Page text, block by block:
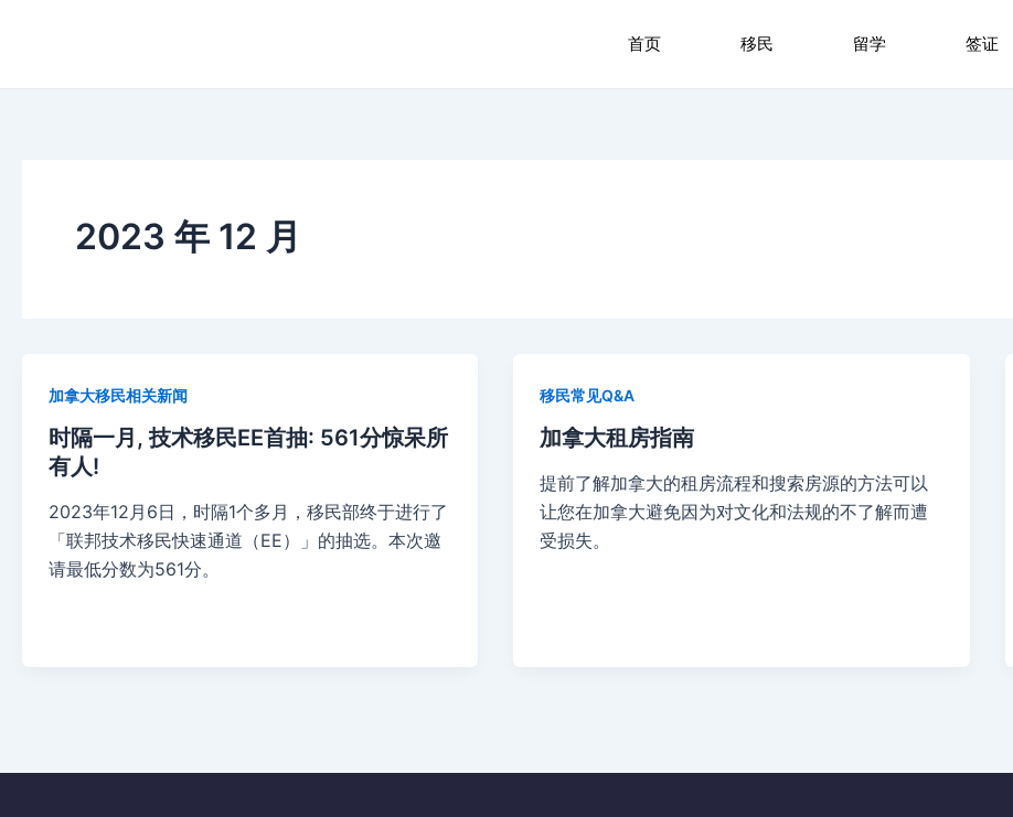
首页 移民 留学 签证
2023 年 12 月
加拿大移民相关新闻
时隔一月, 技术移民EE首抽: 561分惊呆所
有人!
2023年12月6日，时隔1个多月，移民部终于进行了
「联邦技术移民快速通道（EE）」的抽选。本次邀
请最低分数为561分。
移民常见Q&A
加拿大租房指南
提前了解加拿大的租房流程和搜索房源的方法可以
让您在加拿大避免因为对文化和法规的不了解而遭
受损失。